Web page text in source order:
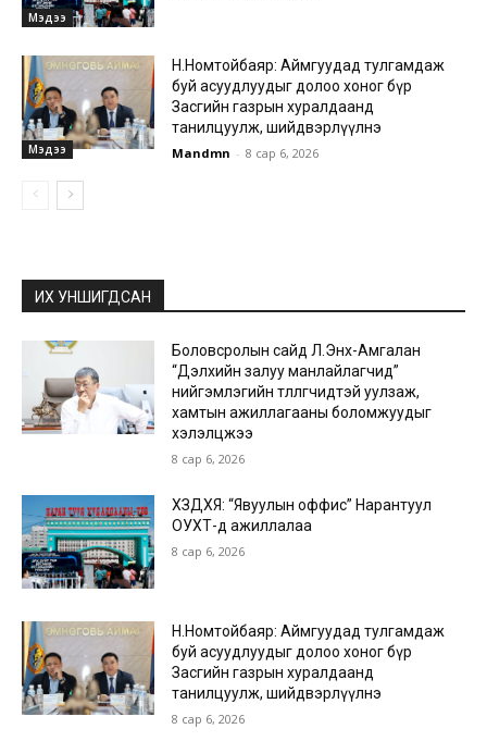
Мэдээ
Мэдээ
Н.Номтойбаяр: Аймгуудад тулгамдаж
буй асуудлуудыг долоо хоног бүр
Засгийн газрын хуралдаанд
танилцуулж, шийдвэрлүүлнэ
Mandmn - 8 сар 6, 2026
ИХ УНШИГДСАН
Боловсролын сайд Л.Энх-Амгалан
“Дэлхийн залуу манлайлагчид”
нийгэмлэгийн төлөөлөгчидтэй уулзаж,
хамтын ажиллагааны боломжуудыг
хэлэлцжээ
8 сар 6, 2026
ХЗДХЯ: “Явуулын оффис” Нарантуул
ОУХТ-д ажиллалаа
8 сар 6, 2026
Н.Номтойбаяр: Аймгуудад тулгамдаж
буй асуудлуудыг долоо хоног бүр
Засгийн газрын хуралдаанд
танилцуулж, шийдвэрлүүлнэ
8 сар 6, 2026